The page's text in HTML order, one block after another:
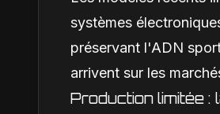
systèmes
préservant l'ADN
arrivent sur les
Production limitée